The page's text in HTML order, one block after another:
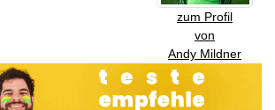
zum Profil
von
Andy Mildner